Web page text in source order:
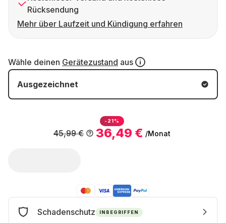
Rücksendung
Mehr über Laufzeit und Kündigung erfahren
Wähle deinen Gerätezustand aus
Ausgezeichnet
-21%
36,49 € /Monat
45,99 €
Schadenschutz INBEGRIFFEN